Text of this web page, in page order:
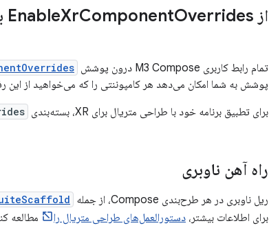
از Enable XrComponentOverrides برای تطبیق برنامه موجود خود استفاده کنید
تمام رابط کاربری M3 Compose درون پوشش
پوشش به شما امکان می‌دهد هر کامپوننتی را که می‌خواهید از این
برای تطبیق برنامه خود با طراحی متریال برای XR، بسته‌بندی
راه آهن ناوبری
ریل ناوبری در هر طرح‌بندی Compose، از جمله
برای اطلاعات بیشتر، دستورالعمل‌های طراحی متریال را مطالعه